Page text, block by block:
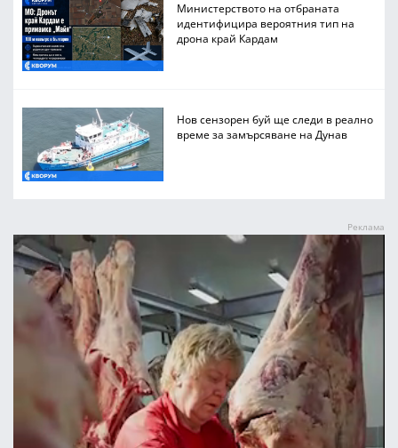
Министерството на отбраната
идентифицира вероятния тип на
дрона край Кардам
Нов сензорен буй ще следи в реално
време за замърсяване на Дунав